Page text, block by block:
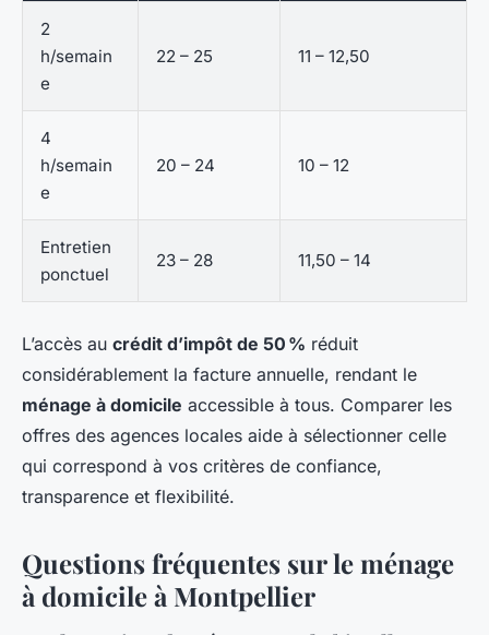
2
h/semain
e
22 – 25 11 – 12,50
4
h/semain
e
20 – 24 10 – 12
Entretien
ponctuel
23 – 28 11,50 – 14
L’accès au crédit d’impôt de 50 % réduit
considérablement la facture annuelle, rendant le
ménage à domicile accessible à tous. Comparer les
offres des agences locales aide à sélectionner celle
qui correspond à vos critères de confiance,
transparence et flexibilité.
Questions fréquentes sur le ménage
à domicile à Montpellier